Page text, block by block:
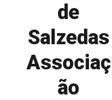
de
Salzedas
Associaç
ão